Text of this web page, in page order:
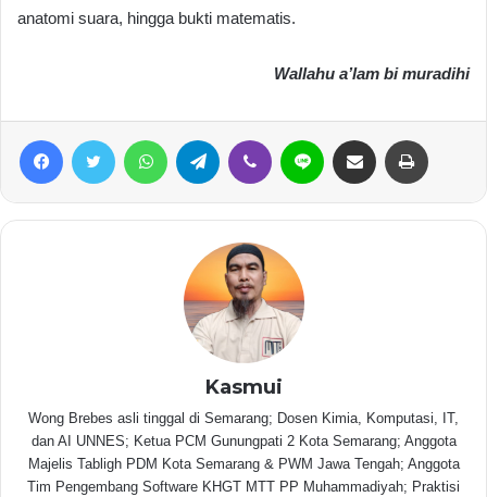
anatomi suara, hingga bukti matematis.
Wallahu a’lam bi muradihi
Facebook Twitter WhatsApp Telegram Viber Line Share via Email
Kasmui
Wong Brebes asli tinggal di Semarang; Dosen Kimia, Komputasi, IT,
dan AI UNNES; Ketua PCM Gunungpati 2 Kota Semarang; Anggota
Majelis Tabligh PDM Kota Semarang & PWM Jawa Tengah; Anggota
Tim Pengembang Software KHGT MTT PP Muhammadiyah; Praktisi